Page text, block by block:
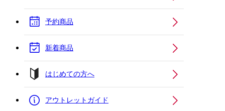
予約商品
新着商品
はじめての方へ
アウトレットガイド